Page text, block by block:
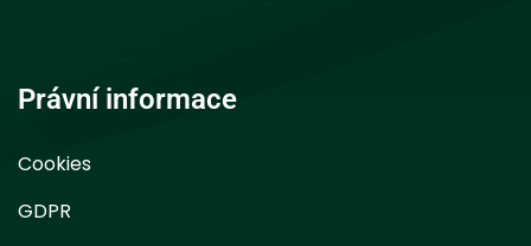
Právní informace
Cookies
GDPR